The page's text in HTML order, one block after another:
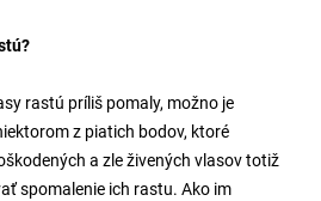
rastú príliš pomaly, možno je
z piatich bodov, ktoré
a zle živených vlasov totiž
spomalenie ich rastu. Ako im